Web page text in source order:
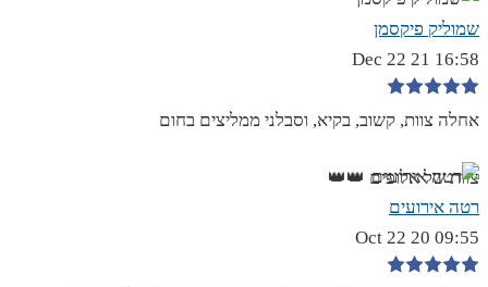
שמוליק פיקסמן
16:58 21 Dec 22
אחלה צוות, קשוב, בקיא, וסבלני ממליצים בחום
צוות של אלופים 👑👑
רטה אירועים
09:55 20 Oct 22